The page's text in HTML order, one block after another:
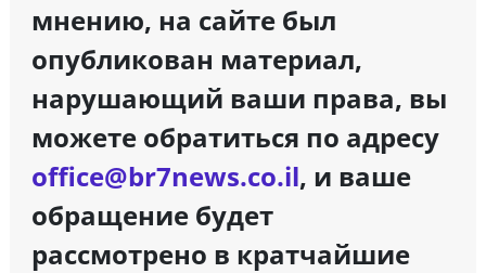
мнению, на сайте был
опубликован материал,
нарушающий ваши права, вы
можете обратиться по адресу
office@br7news.co.il, и ваше
обращение будет
рассмотрено в кратчайшие